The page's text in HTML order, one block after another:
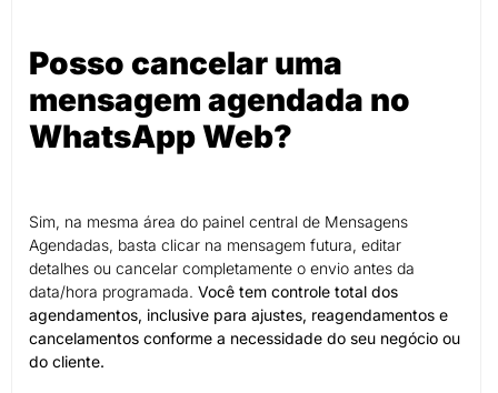
Posso cancelar uma
mensagem agendada no
WhatsApp Web?
Sim, na mesma área do painel central de Mensagens
Agendadas, basta clicar na mensagem futura, editar
detalhes ou cancelar completamente o envio antes da
data/hora programada. Você tem controle total dos
agendamentos, inclusive para ajustes, reagendamentos e
cancelamentos conforme a necessidade do seu negócio ou
do cliente.